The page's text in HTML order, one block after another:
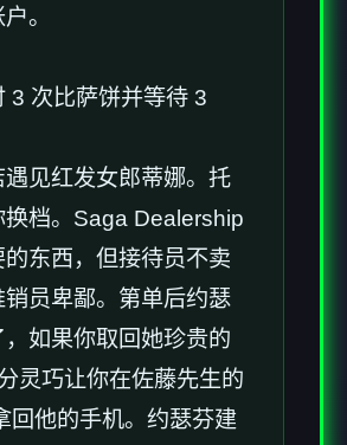
。
3 次比萨饼并等待 3
见红发女郎蒂娜。托
换档。Saga Dealership
的东西，但接待员不卖
员卑鄙。第单后约瑟
，如果你取回她珍贵的
灵巧让你在佐藤先生的
回他的手机。约瑟芬建